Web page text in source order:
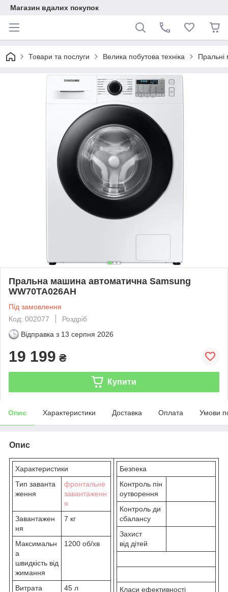
Магазин вдалих покупок
Товари та послуги Велика побутова техніка
Пральна машина автоматична Samsung
WW70TA026AH
Під замовлення
Код: 002077
Роздріб
Відправка з 13 серпня 2026
19 199 ₴
Купити
Опис Характеристики Доставка Оплата Умови
Опис
Характеристики
Тип заванта
ження
фронтальне
завантаженн
я
Завантажен
ня
7 кг
Максимальн
а
швидкість від
жимання
1200 об/хв
Витрата
45 л
Безпека
Контроль пін
оутворення
Контроль ди
сбалансу
Захист
від дітей
Класи ефективності